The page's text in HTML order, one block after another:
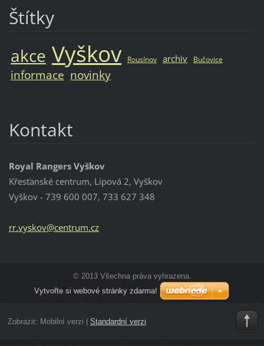
Štítky
akce Vyškov Rousínov archiv Bučovice
informace novinky
Kontakt
Royal Rangers Vyškov
Křesťanské centrum, Lípová 2, Vyškov
Vyškov - 739 600 007, 733 627 348
rr.vyskov@centrum.cz
© 2013 Všechna práva vyhrazena.
Vytvořte si webové stránky zdarma!
Zobrazit: Mobilní verzi Standardní verzi